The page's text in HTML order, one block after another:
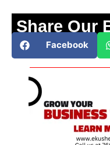
Share Our
Facebook